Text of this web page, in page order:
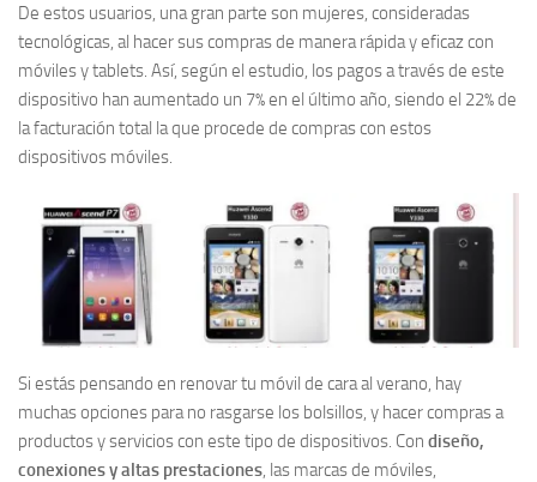
De estos usuarios, una gran parte son mujeres, consideradas
tecnológicas, al hacer sus compras de manera rápida y eficaz con
móviles y tablets. Así, según el estudio, los pagos a través de este
dispositivo han aumentado un 7% en el último año, siendo el 22% de
la facturación total la que procede de compras con estos
dispositivos móviles.
Si estás pensando en renovar tu móvil de cara al verano, hay
muchas opciones para no rasgarse los bolsillos, y hacer compras a
productos y servicios con este tipo de dispositivos. Con diseño,
conexiones y altas prestaciones, las marcas de móviles,